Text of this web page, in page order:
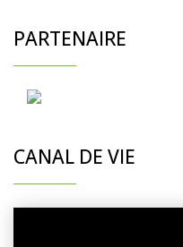
PARTENAIRE
CANAL DE VIE